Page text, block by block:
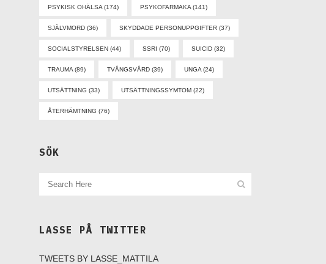
PSYKISK OHÄLSA (174) PSYKOFARMAKA (141)
SJÄLVMORD (36) SKYDDADE PERSONUPPGIFTER (37)
SOCIALSTYRELSEN (44) SSRI (70) SUICID (32)
TRAUMA (89) TVÅNGSVÅRD (39) UNGA (24)
UTSÄTTNING (33) UTSÄTTNINGSSYMTOM (22)
ÅTERHÄMTNING (76)
SÖK
LASSE PÅ TWITTER
TWEETS BY LASSE_MATTILA